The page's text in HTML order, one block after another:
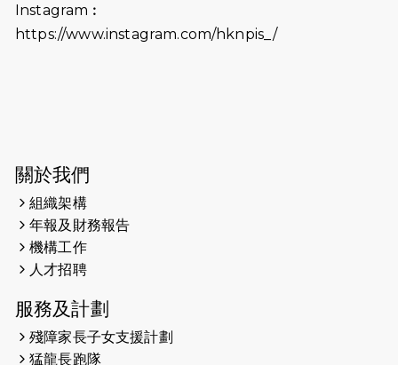
2026-06-11
猛龍長跑隊恆常練習 - 6月11日（19:00
2026-05-22
2026-05-21
2026-05-14
（19:00開始）
Instagram︰
https://www.instagram.com/hknpis_/
關於我們
組織架構
年報及財務報告
機構工作
人才招聘
服務及計劃
殘障家長子女支援計劃
猛龍長跑隊